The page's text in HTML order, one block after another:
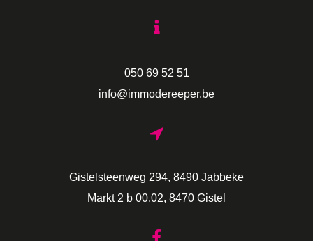
050 69 52 51
info@immodereeper.be
Gistelsteenweg 294, 8490 Jabbeke
Markt 2 b 00.02, 8470 Gistel